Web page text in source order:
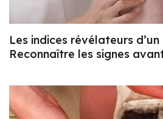
Les indices révélateurs
Reconnaître les signes